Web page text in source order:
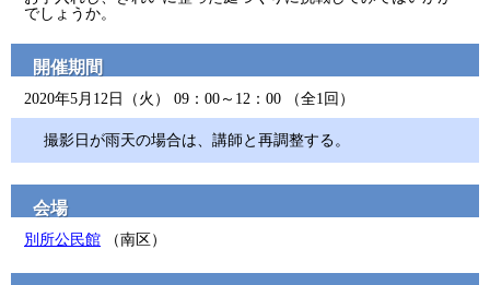
でしょうか。
開催期間
2020年5月12日（火） 09：00～12：00 （全1回）
撮影日が雨天の場合は、講師と再調整する。
会場
別所公民館 （南区）